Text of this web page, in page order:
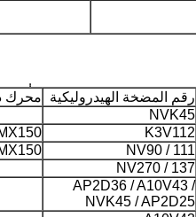
رقم المضخة الهيدروليكية محرك
NVK45
K3V112
NV90 / 111
NV270 / 137
AP2D36 / A10V43 /
NVK45 / AP2D25